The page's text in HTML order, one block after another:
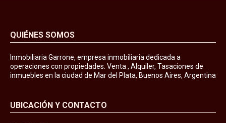
QUIÉNES SOMOS
Inmobiliaria Garrone, empresa inmobiliaria dedicada a
operaciones con propiedades. Venta , Alquiler, Tasaciones de
inmuebles en la ciudad de Mar del Plata, Buenos Aires, Argentina
UBICACIÓN Y CONTACTO